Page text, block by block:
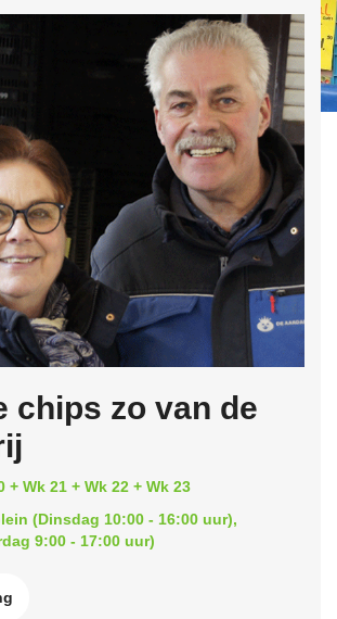
chips zo van de
+ Wk 21 + Wk 22 + Wk 23
(Dinsdag 10:00 - 16:00 uur),
9:00 - 17:00 uur)